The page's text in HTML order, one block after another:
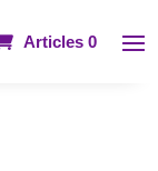
Articles 0